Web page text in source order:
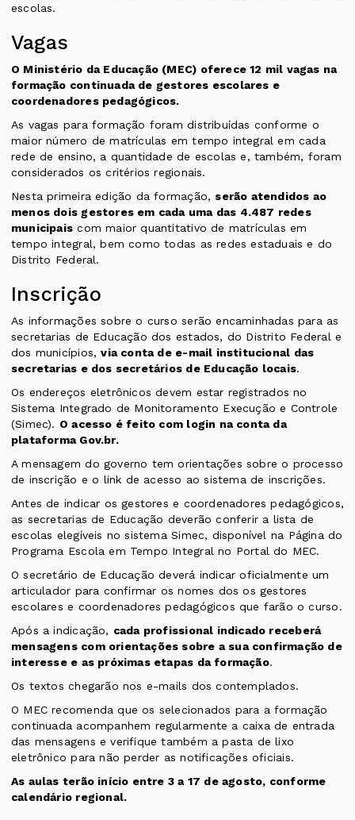
escolas.
Vagas
O Ministério da Educação (MEC) oferece 12 mil vagas na
formação continuada de gestores escolares e
coordenadores pedagógicos.
As vagas para formação foram distribuídas conforme o
maior número de matrículas em tempo integral em cada
rede de ensino, a quantidade de escolas e, também, foram
considerados os critérios regionais.
Nesta primeira edição da formação, serão atendidos ao
menos dois gestores em cada uma das 4.487 redes
municipais com maior quantitativo de matrículas em
tempo integral, bem como todas as redes estaduais e do
Distrito Federal.
Inscrição
As informações sobre o curso serão encaminhadas para as
secretarias de Educação dos estados, do Distrito Federal e
dos municípios,via conta de e-mail institucional das
secretarias e dos secretários de Educação locais.
Os endereços eletrônicos devem estar registrados no
Sistema Integrado de Monitoramento Execução e Controle
(Simec). O acesso é feito com login na conta da
plataforma Gov.br.
A mensagem do governo tem orientações sobre o processo
de inscrição e o link de acesso ao sistema de inscrições.
Antes de indicar os gestores e coordenadores pedagógicos,
as secretarias de Educação deverão conferir a lista de
escolas elegíveis no sistema Simec, disponível na Página do
Programa Escola em Tempo Integral no Portal do MEC.
O secretário de Educação deverá indicar oficialmente um
articulador para confirmar os nomes dos os gestores
escolares e coordenadores pedagógicos que farão o curso.
Após a indicação, cada profissional indicado receberá
mensagens com orientações sobre a sua confirmação de
interesse e as próximas etapas da formação.
Os textos chegarão nos e-mails dos contemplados.
O MEC recomenda que os selecionados para a formação
continuada acompanhem regularmente a caixa de entrada
das mensagens e verifique também a pasta de lixo
eletrônico para não perder as notificações oficiais.
As aulas terão início entre 3 a 17 de agosto, conforme
calendário regional.